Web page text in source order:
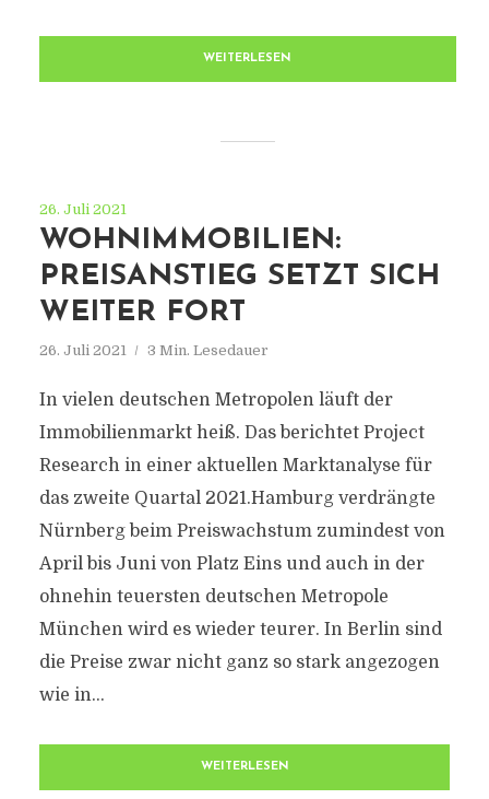
WEITERLESEN
26. Juli 2021
WOHNIMMOBILIEN:
PREISANSTIEG SETZT SICH
WEITER FORT
26. Juli 2021 3 Min. Lesedauer
In vielen deutschen Metropolen läuft der
Immobilienmarkt heiß. Das berichtet Project
Research in einer aktuellen Marktanalyse für
das zweite Quartal 2021.Hamburg verdrängte
Nürnberg beim Preiswachstum zumindest von
April bis Juni von Platz Eins und auch in der
ohnehin teuersten deutschen Metropole
München wird es wieder teurer. In Berlin sind
die Preise zwar nicht ganz so stark angezogen
wie in...
WEITERLESEN